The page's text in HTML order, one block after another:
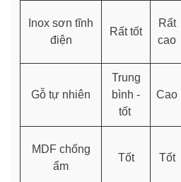
Inox sơn tĩnh
điện
Rất tốt
Rất
cao
Gỗ tự nhiên
Trung
bình -
tốt
Cao
MDF chống
ẩm
Tốt Tốt